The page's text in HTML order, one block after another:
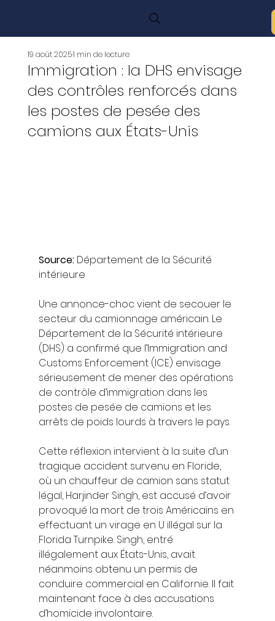
Immigration : la DHS envisage
des contrôles renforcés dans
les postes de pesée des
camions aux États-Unis
19 août 20251 min de lecture
Source: Département de la Sécurité
intérieure
Une annonce-choc vient de secouer le
secteur du camionnage américain. Le
Département de la Sécurité intérieure
(DHS) a confirmé que l’Immigration and
Customs Enforcement (ICE) envisage
sérieusement de mener des opérations
de contrôle d’immigration dans les
postes de pesée de camions et les
arrêts de poids lourds à travers le pays.
Cette réflexion intervient à la suite d’un
tragique accident survenu en Floride,
où un chauffeur de camion sans statut
légal, Harjinder Singh, est accusé d’avoir
provoqué la mort de trois Américains en
effectuant un virage en U illégal sur la
Florida Turnpike. Singh, entré
illégalement aux États-Unis, avait
néanmoins obtenu un permis de
conduire commercial en Californie. Il fait
maintenant face à des accusations
d’homicide involontaire.